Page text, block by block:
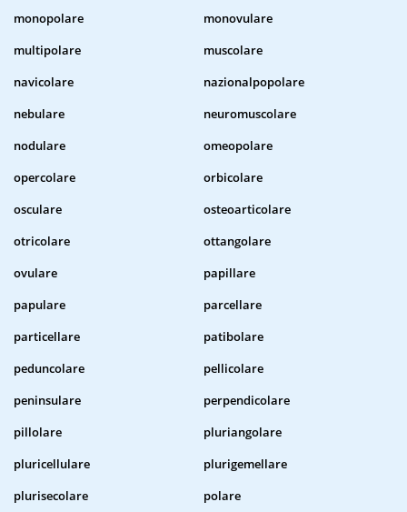
monopolare
monovulare
multipolare
muscolare
navicolare
nazionalpopolare
nebulare
neuromuscolare
nodulare
omeopolare
opercolare
orbicolare
osculare
osteoarticolare
otricolare
ottangolare
ovulare
papillare
papulare
parcellare
particellare
patibolare
peduncolare
pellicolare
peninsulare
perpendicolare
pillolare
pluriangolare
pluricellulare
plurigemellare
plurisecolare
polare